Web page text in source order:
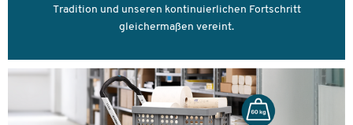
Tradition und unseren kontinuierlichen Fortschritt
gleichermaßen vereint.